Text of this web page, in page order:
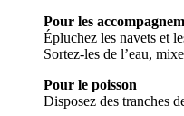
Pour les
Épluchez les navets et
Sortez-les de l’eau,
Pour le poisson
Disposez des tranches